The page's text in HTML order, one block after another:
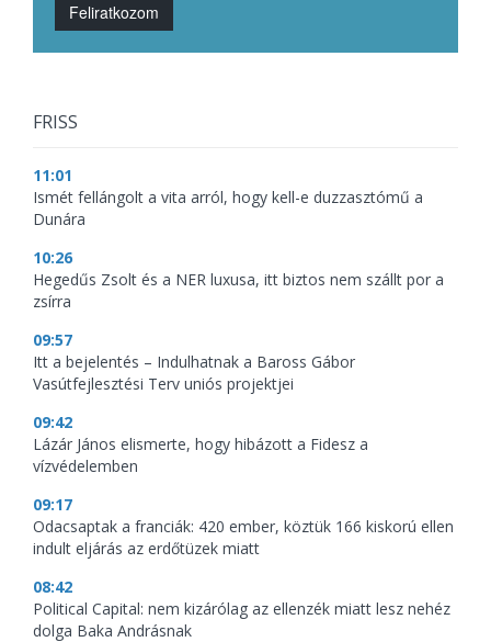
Feliratkozom
FRISS
11:01
Ismét fellángolt a vita arról, hogy kell-e duzzasztómű a
Dunára
10:26
Hegedűs Zsolt és a NER luxusa, itt biztos nem szállt por a
zsírra
09:57
Itt a bejelentés – Indulhatnak a Baross Gábor
Vasútfejlesztési Terv uniós projektjei
09:42
Lázár János elismerte, hogy hibázott a Fidesz a
vízvédelemben
09:17
Odacsaptak a franciák: 420 ember, köztük 166 kiskorú ellen
indult eljárás az erdőtüzek miatt
08:42
Political Capital: nem kizárólag az ellenzék miatt lesz nehéz
dolga Baka Andrásnak